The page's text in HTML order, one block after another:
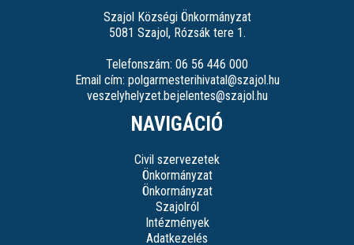
Szajol Községi Önkormányzat
5081 Szajol, Rózsák tere 1.
Telefonszám: 06 56 446 000
Email cím: polgarmesterihivatal@szajol.hu
veszelyhelyzet.bejelentes@szajol.hu
NAVIGÁCIÓ
Civil szervezetek
Önkormányzat
Önkormányzat
Szajolról
Intézmények
Adatkezelés